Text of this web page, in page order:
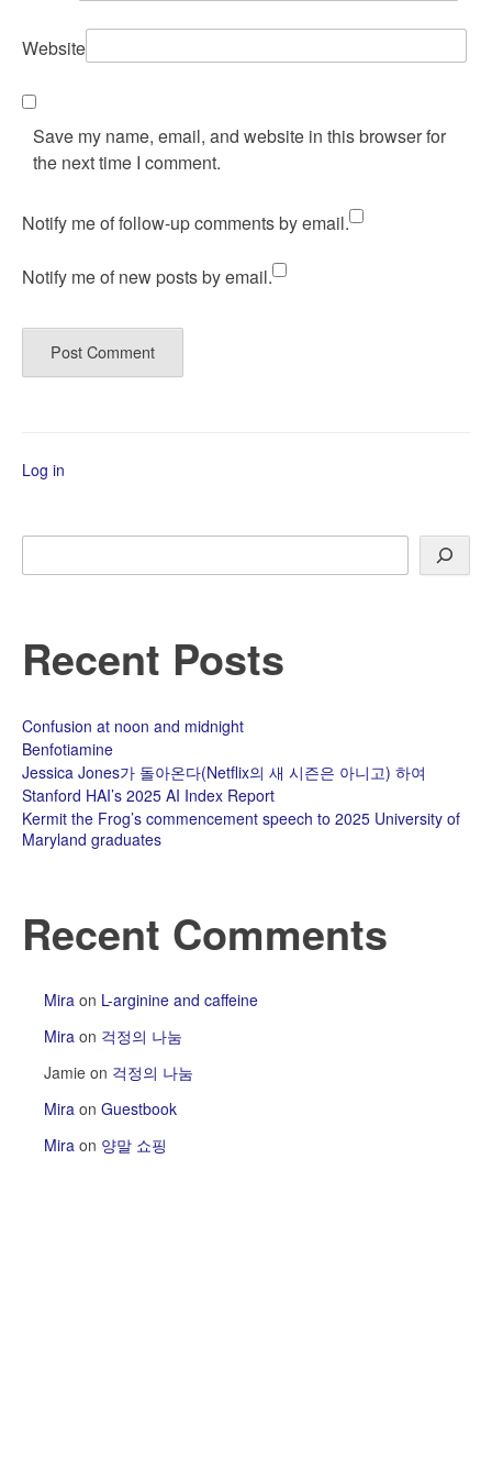
Website
Save my name, email, and website in this browser for
the next time I comment.
Notify me of follow-up comments by email.
Notify me of new posts by email.
Log in
Search
Recent Posts
Confusion at noon and midnight
Benfotiamine
Jessica Jones가 돌아온다(Netflix의 새 시즌은 아니고) 하여
Stanford HAI’s 2025 AI Index Report
Kermit the Frog’s commencement speech to 2025 University of
Maryland graduates
Recent Comments
Mira on L-arginine and caffeine
Mira on 걱정의 나눔
Jamie on 걱정의 나눔
Mira on Guestbook
Mira on 양말 쇼핑